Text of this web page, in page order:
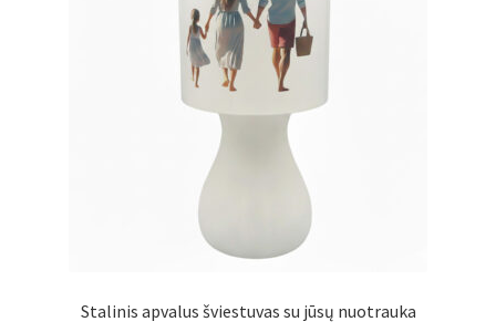
Stalinis apvalus šviestuvas su jūsų nuotrauka